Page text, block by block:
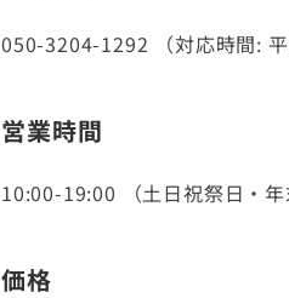
050-3204-1292 （対応時間: 平
営業時間
10:00-19:00 （土日祝祭日・年
価格